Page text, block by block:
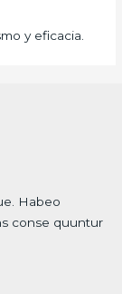
y eficacia.
Habeo
conse quuntur